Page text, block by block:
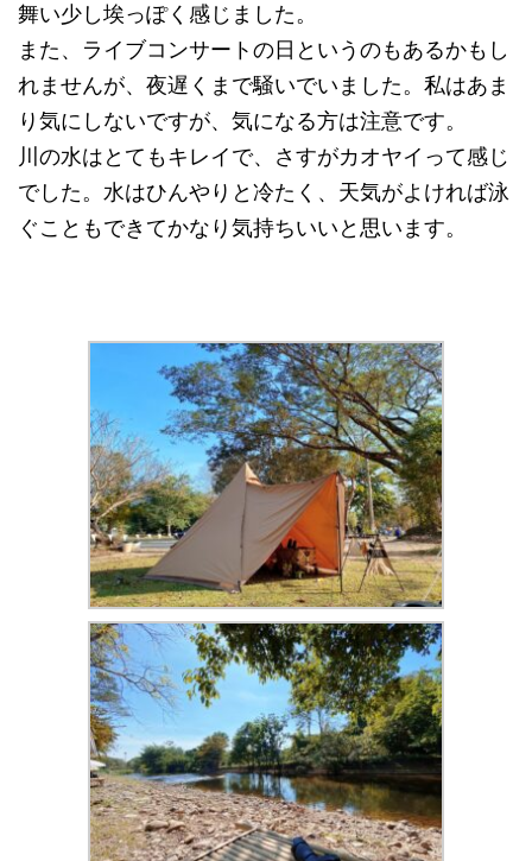
舞い少し埃っぽく感じました。
また、ライブコンサートの日というのもあるかもし
れませんが、夜遅くまで騒いでいました。私はあま
り気にしないですが、気になる方は注意です。
川の水はとてもキレイで、さすがカオヤイって感じ
でした。水はひんやりと冷たく、天気がよければ泳
ぐこともできてかなり気持ちいいと思います。